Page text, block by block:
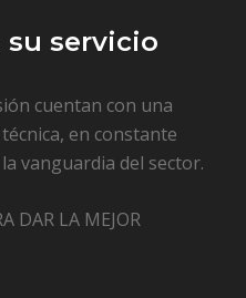
su servicio
cuentan con una
en constante
vanguardia del sector.
DAR LA MEJOR